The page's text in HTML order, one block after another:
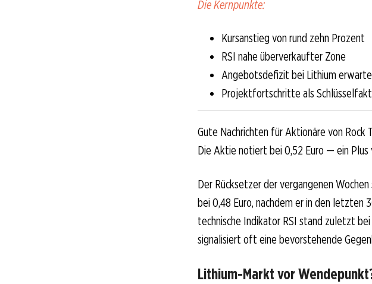
Die Kernpunkte:
Kursanstieg von rund zehn Prozent
RSI nahe überverkaufter Zone
Angebotsdefizit bei Lithium
Projektfortschritte als
Gute Nachrichten für Aktionäre von Rock
Die Aktie notiert bei 0,52 Euro — ein Plus
Der Rücksetzer der vergangenen
bei 0,48 Euro, nachdem er in den letzten
technische Indikator RSI stand zuletzt
signalisiert oft eine bevorstehende
Lithium-Markt vor